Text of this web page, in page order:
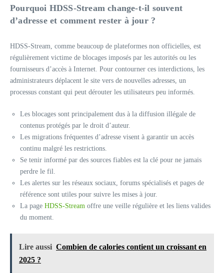
Pourquoi HDSS-Stream change-t-il souvent
d’adresse et comment rester à jour ?
HDSS-Stream, comme beaucoup de plateformes non officielles, est
régulièrement victime de blocages imposés par les autorités ou les
fournisseurs d’accès à Internet. Pour contourner ces interdictions, les
administrateurs déplacent le site vers de nouvelles adresses, un
processus constant qui peut dérouter les utilisateurs peu informés.
Les blocages sont principalement dus à la diffusion illégale de
contenus protégés par le droit d’auteur.
Les migrations fréquentes d’adresse visent à garantir un accès
continu malgré les restrictions.
Se tenir informé par des sources fiables est la clé pour ne jamais
perdre le fil.
Les alertes sur les réseaux sociaux, forums spécialisés et pages de
référence sont utiles pour suivre les mises à jour.
La page HDSS-Stream offre une veille régulière et les liens valides
du moment.
Lire aussi Combien de calories contient un croissant en
2025 ?